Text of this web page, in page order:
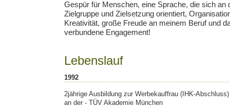
Gespür für Menschen, eine Sprache, die sich an
Zielgruppe und Zielsetzung orientiert,
Kreativität, große Freude an meinem Beruf und
verbundene Engagement!
Lebenslauf
1992
2jährige Ausbildung zur Werbekauffrau (IHK-Abschluss)
an der - TÜV Akademie München